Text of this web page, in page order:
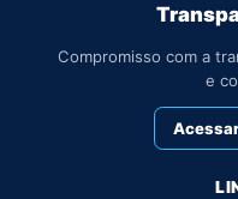
Compromisso com a
e